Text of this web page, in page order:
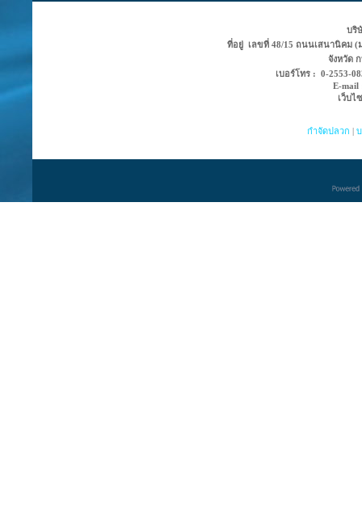
บริ
ที่อยู่ เลขที่ 48/15 ถนนเสนานิคม (
จังหวัด
เบอร์โทร : 0-2553-
E-mail
เว็บไ
กำจัดปลวก |